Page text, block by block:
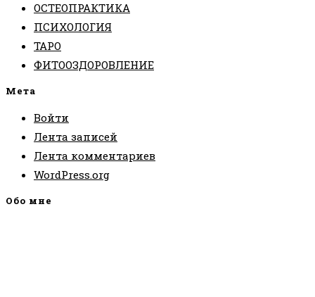
ОСТЕОПРАКТИКА
ПСИХОЛОГИЯ
ТАРО
ФИТООЗДОРОВЛЕНИЕ
Мета
Войти
Лента записей
Лента комментариев
WordPress.org
Обо мне